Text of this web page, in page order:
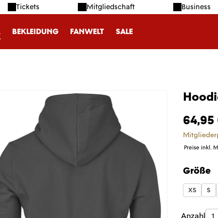
Tickets Mitgliedschaft Business
BEKLEIDUNG FANWELT SALE
64,95
Preise inkl.
Größe
XS S
Anzahl